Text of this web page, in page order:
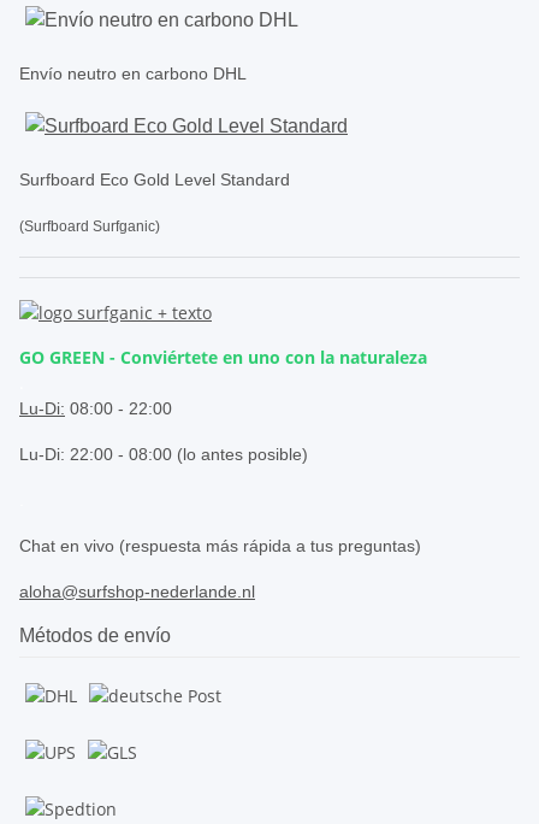
Envío neutro en carbono DHL
Surfboard Eco Gold Level Standard
(Surfboard Surfganic)
GO GREEN - Conviértete en uno con la naturaleza
Lu-Di: 08:00 - 22:00
Lu-Di: 22:00 - 08:00 (lo antes posible)
Chat en vivo (respuesta más rápida a tus preguntas)
aloha@surfshop-nederlande.nl
Métodos de envío